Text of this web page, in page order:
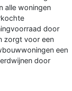
alle woningen
door
zorgt voor een
een
door